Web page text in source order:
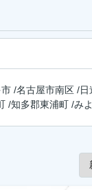
/名古屋市南区 /日
/知多郡東浦町 /み